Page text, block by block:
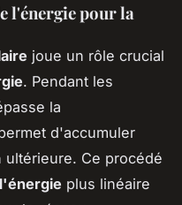
l'énergie pour la
joue un rôle crucial
. Pendant les
la
d'accumuler
Ce procédé
plus linéaire